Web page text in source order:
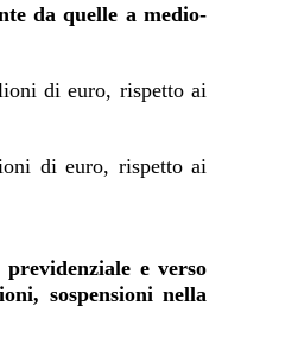
da quelle a medio-
di euro, rispetto ai
di euro, rispetto ai
e verso
sospensioni nella